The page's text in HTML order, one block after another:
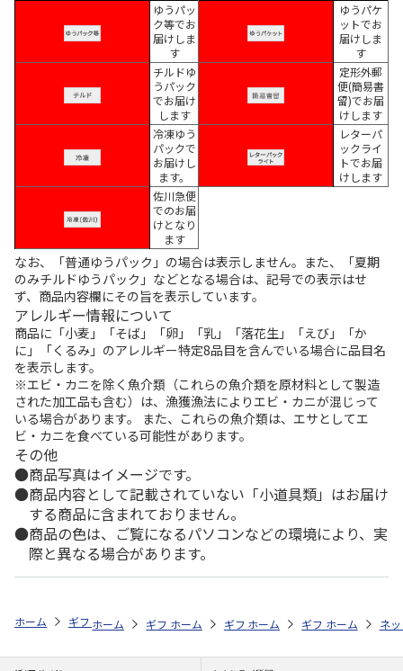
ゆうパッ
ク等でお
届けしま
す
ゆうパケ
ットでお
届けしま
す
チルドゆ
うパック
でお届け
します
定形外郵
便(簡易書
留)でお届
けします
冷凍ゆう
パックで
お届けし
ます。
レターパ
ックライ
トでお届
けします
佐川急便
でのお届
けとなり
ます
なお、「普通ゆうパック」の場合は表示しません。また、「夏期
のみチルドゆうパック」などとなる場合は、記号での表示はせ
ず、商品内容欄にその旨を表示しています。
アレルギー情報について
商品に「小麦」「そば」「卵」「乳」「落花生」「えび」「か
に」「くるみ」のアレルギー特定8品目を含んでいる場合に品目名
を表示します。
※エビ・カニを除く魚介類（これらの魚介類を原材料として製造
された加工品も含む）は、漁獲漁法によりエビ・カニが混じって
いる場合があります。 また、これらの魚介類は、エサとしてエ
ビ・カニを食べている可能性があります。
その他
商品写真はイメージです。
商品内容として記載されていない「小道具類」はお届け
する商品に含まれておりません。
商品の色は、ご覧になるパソコンなどの環境により、実
際と異なる場合があります。
ホーム ギフトストア お中元・夏ギフト特集 2026 お菓子・スイーツ
ホーム ギフトストア お中元・夏ギフト特集 2026
ホーム ギフトストア お中元・夏ギフト
ホーム ギフトストア お
ホーム ネ